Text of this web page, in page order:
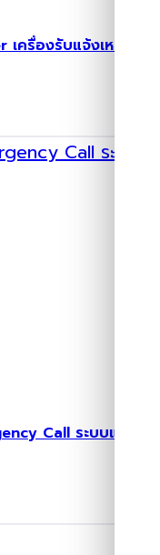
ครื่องรับแจ้งเหตุฉุกเฉิ
Call ระบบแจ้งเหตุ